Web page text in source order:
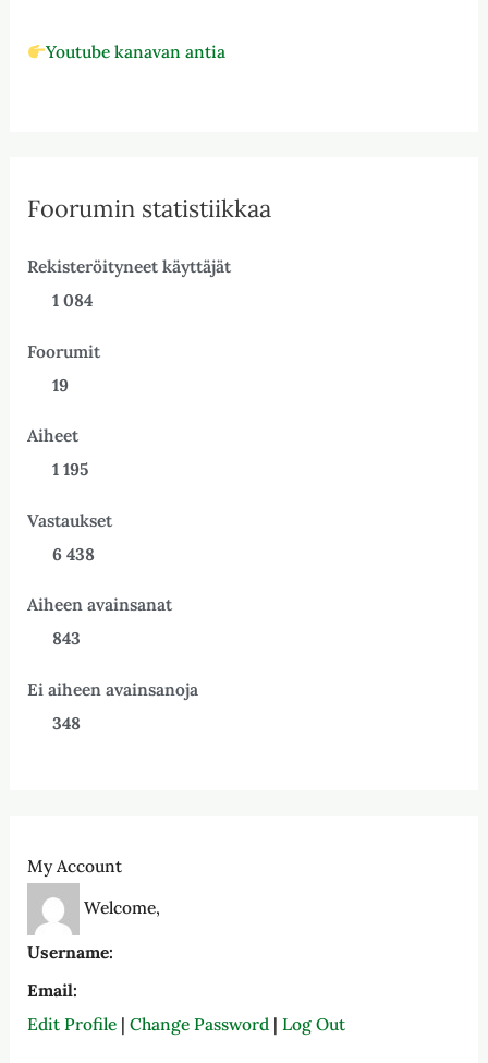
Youtube kanavan antia
Foorumin statistiikkaa
Rekisteröityneet käyttäjät
1 084
Foorumit
19
Aiheet
1 195
Vastaukset
6 438
Aiheen avainsanat
843
Ei aiheen avainsanoja
348
My Account
Welcome,
Username:
Email:
Edit Profile| Change Password| Log Out